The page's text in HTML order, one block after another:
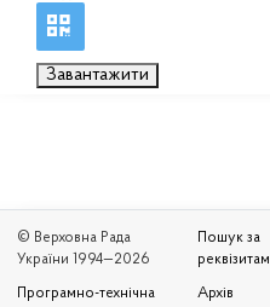
Завантажити
© Верховна Рада
України 1994—2026
Програмно-технічна
Пошук за
Архів